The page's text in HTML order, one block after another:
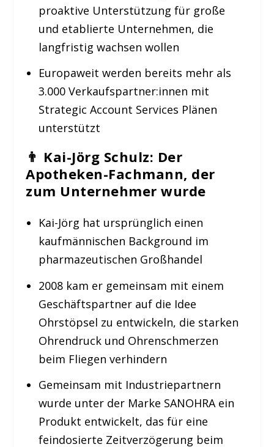
proaktive Unterstützung für große
und etablierte Unternehmen, die
langfristig wachsen wollen
Europaweit werden bereits mehr als
3.000 Verkaufspartner:innen mit
Strategic Account Services Plänen
unterstützt
👨 Kai-Jörg Schulz: Der
Apotheken-Fachmann, der
zum Unternehmer wurde
Kai-Jörg hat ursprünglich einen
kaufmännischen Background im
pharmazeutischen Großhandel
2008 kam er gemeinsam mit einem
Geschäftspartner auf die Idee
Ohrstöpsel zu entwickeln, die starken
Ohrendruck und Ohrenschmerzen
beim Fliegen verhindern
Gemeinsam mit Industriepartnern
wurde unter der Marke SANOHRA ein
Produkt entwickelt, das für eine
feindosierte Zeitverzögerung beim